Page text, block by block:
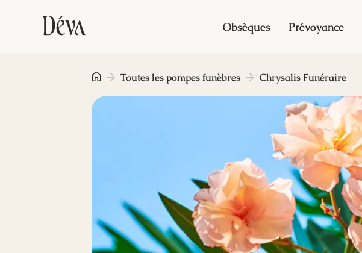
Obsèques Prévoyance
Toutes les pompes funèbres Chrysalis Funéraire